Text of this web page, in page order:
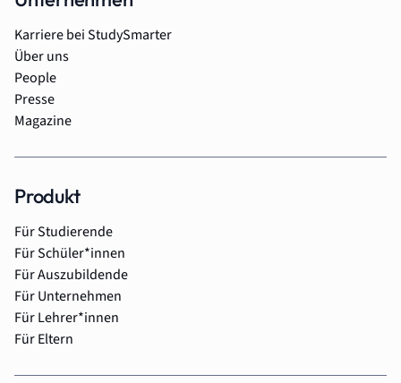
Karriere bei StudySmarter
Über uns
People
Presse
Magazine
Produkt
Für Studierende
Für Schüler*innen
Für Auszubildende
Für Unternehmen
Für Lehrer*innen
Für Eltern